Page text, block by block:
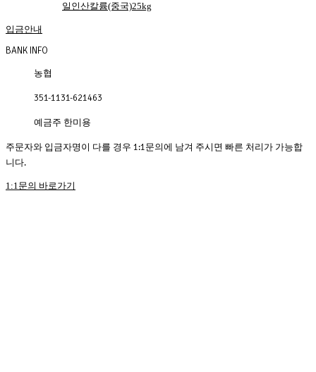
일인산칼륨(중국)25kg
입금안내
BANK INFO
농협
351-1131-621463
예금주 한미용
주문자와 입금자명이 다를 경우 1:1문의에 남겨 주시면 빠른 처리가 가능합
니다.
1:1문의 바로가기